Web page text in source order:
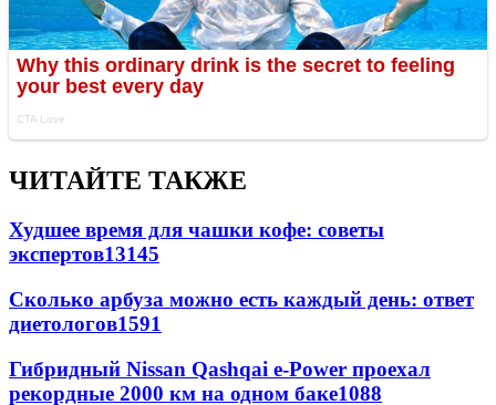
ЧИТАЙТЕ ТАКЖЕ
Худшее время для чашки кофе: советы
экспертов13145
Сколько арбуза можно есть каждый день: ответ
диетологов1591
Гибридный Nissan Qashqai e-Power проехал
рекордные 2000 км на одном баке1088